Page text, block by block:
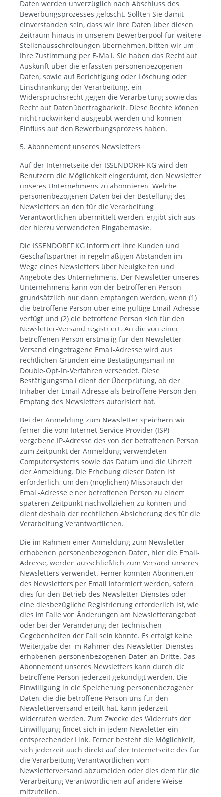
Daten werden unverzüglich nach Abschluss des
Bewerbungsprozesses gelöscht. Sollten Sie damit
einverstanden sein, dass wir Ihre Daten über diesen
Zeitraum hinaus in unserem Bewerberpool für weitere
Stellenausschreibungen übernehmen, bitten wir um
Ihre Zustimmung per E-Mail. Sie haben das Recht auf
Auskunft über die erfassten personenbezogenen
Daten, sowie auf Berichtigung oder Löschung oder
Einschränkung der Verarbeitung, ein
Widerspruchsrecht gegen die Verarbeitung sowie das
Recht auf Datenübertragbarkeit. Diese Rechte können
nicht rückwirkend ausgeübt werden und können
Einfluss auf den Bewerbungsprozess haben.
5. Abonnement unseres Newsletters
Auf der Internetseite der ISSENDORFF KG wird den
Benutzern die Möglichkeit eingeräumt, den Newsletter
unseres Unternehmens zu abonnieren. Welche
personenbezogenen Daten bei der Bestellung des
Newsletters an den für die Verarbeitung
Verantwortlichen übermittelt werden, ergibt sich aus
der hierzu verwendeten Eingabemaske.
Die ISSENDORFF KG informiert ihre Kunden und
Geschäftspartner in regelmäßigen Abständen im
Wege eines Newsletters über Neuigkeiten und
Angebote des Unternehmens. Der Newsletter unseres
Unternehmens kann von der betroffenen Person
grundsätzlich nur dann empfangen werden, wenn (1)
die betroffene Person über eine gültige Email-Adresse
verfügt und (2) die betroffene Person sich für den
Newsletter-Versand registriert. An die von einer
betroffenen Person erstmalig für den Newsletter-
Versand eingetragene Email-Adresse wird aus
rechtlichen Gründen eine Bestätigungsmail im
Double-Opt-In-Verfahren versendet. Diese
Bestätigungsmail dient der Überprüfung, ob der
Inhaber der Email-Adresse als betroffene Person den
Empfang des Newsletters autorisiert hat.
Bei der Anmeldung zum Newsletter speichern wir
ferner die vom Internet-Service-Provider (ISP)
vergebene IP-Adresse des von der betroffenen Person
zum Zeitpunkt der Anmeldung verwendeten
Computersystems sowie das Datum und die Uhrzeit
der Anmeldung. Die Erhebung dieser Daten ist
erforderlich, um den (möglichen) Missbrauch der
Email-Adresse einer betroffenen Person zu einem
späteren Zeitpunkt nachvollziehen zu können und
dient deshalb der rechtlichen Absicherung des für die
Verarbeitung Verantwortlichen.
Die im Rahmen einer Anmeldung zum Newsletter
erhobenen personenbezogenen Daten, hier die Email-
Adresse, werden ausschließlich zum Versand unseres
Newsletters verwendet. Ferner könnten Abonnenten
des Newsletters per Email informiert werden, sofern
dies für den Betrieb des Newsletter-Dienstes oder
eine diesbezügliche Registrierung erforderlich ist, wie
dies im Falle von Änderungen am Newsletterangebot
oder bei der Veränderung der technischen
Gegebenheiten der Fall sein könnte. Es erfolgt keine
Weitergabe der im Rahmen des Newsletter-Dienstes
erhobenen personenbezogenen Daten an Dritte. Das
Abonnement unseres Newsletters kann durch die
betroffene Person jederzeit gekündigt werden. Die
Einwilligung in die Speicherung personenbezogener
Daten, die die betroffene Person uns für den
Newsletterversand erteilt hat, kann jederzeit
widerrufen werden. Zum Zwecke des Widerrufs der
Einwilligung findet sich in jedem Newsletter ein
entsprechender Link. Ferner besteht die Möglichkeit,
sich jederzeit auch direkt auf der Internetseite des für
die Verarbeitung Verantwortlichen vom
Newsletterversand abzumelden oder dies dem für die
Verarbeitung Verantwortlichen auf andere Weise
mitzuteilen.